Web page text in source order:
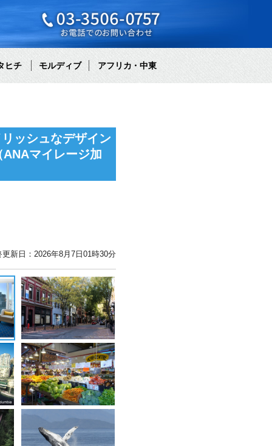
ヒチ モルディブ アフリカ・中東
ッシュなデザイン
マイレージ加
更新日：2026年8月7日01時30分